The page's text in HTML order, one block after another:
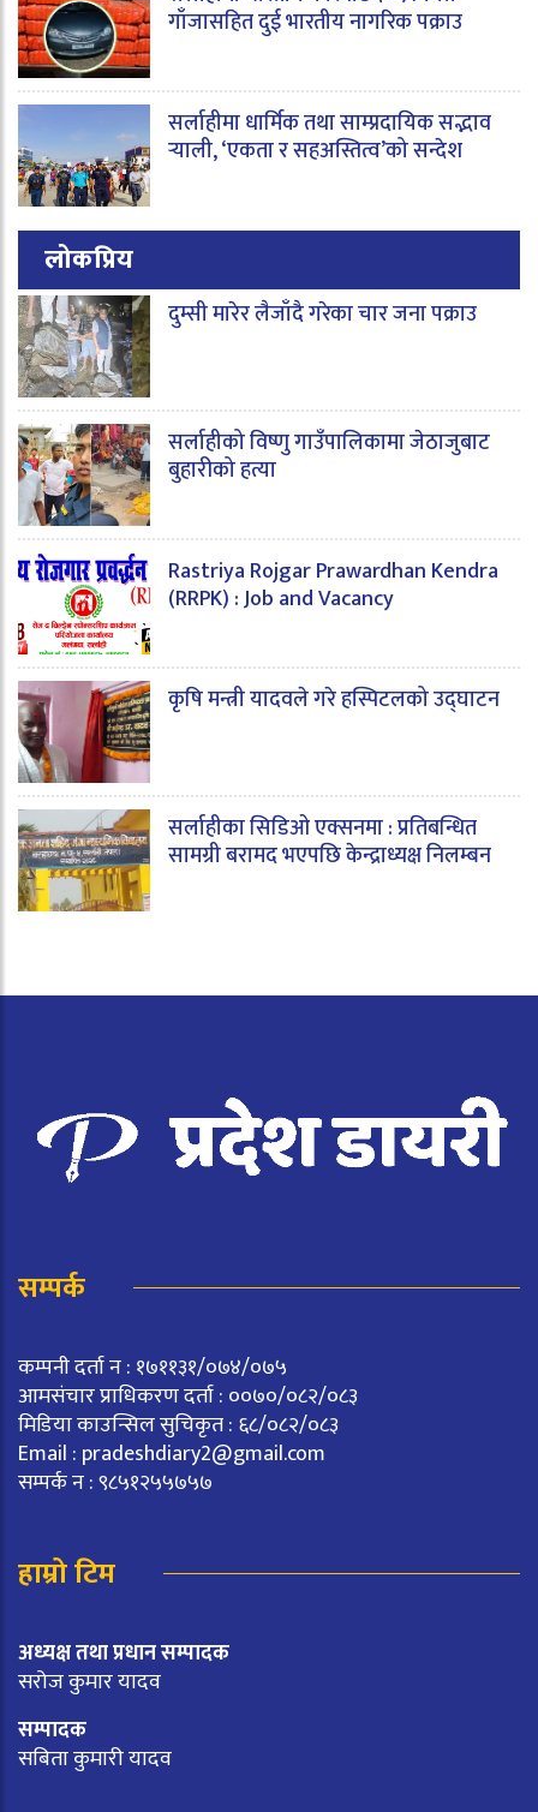
गाँजासहित दुई भारतीय नागरिक पक्राउ
सर्लाहीमा धार्मिक तथा साम्प्रदायिक सद्भाव
र्‍याली, ‘एकता र सहअस्तित्व’को सन्देश
लोकप्रिय
दुम्सी मारेर लैजाँदै गरेका चार जना पक्राउ
सर्लाहीको विष्णु गाउँपालिकामा जेठाजुबाट
बुहारीको हत्या
Rastriya Rojgar Prawardhan Kendra
(RRPK) : Job and Vacancy
कृषि मन्त्री यादवले गरे हस्पिटलको उद्घाटन
सर्लाहीका सिडिओ एक्सनमा : प्रतिबन्धित
सामग्री बरामद भएपछि केन्द्राध्यक्ष निलम्बन
सम्पर्क
कम्पनी दर्ता न : १७११३१/०७४/०७५
आमसंचार प्राधिकरण दर्ता : ००७०/०८२/०८३
मिडिया काउन्सिल सुचिकृत : ६८/०८२/०८३
Email : pradeshdiary2@gmail.com
सम्पर्क न : ९८५१२५५७५७
हाम्रो टिम
अध्यक्ष तथा प्रधान सम्पादक
सरोज कुमार यादव
सम्पादक
सबिता कुमारी यादव